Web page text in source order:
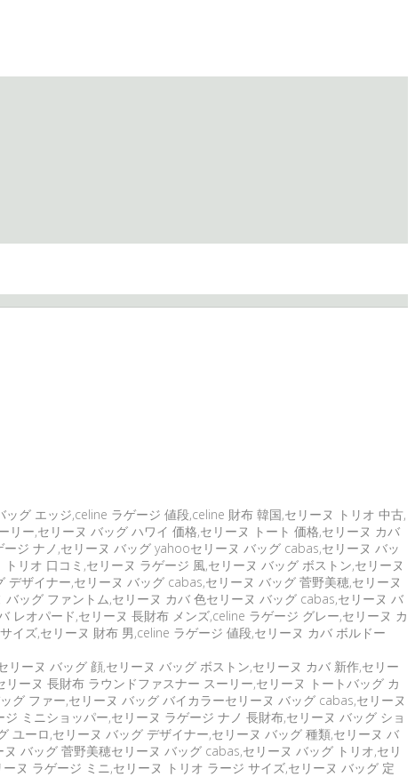
グ エッジ,celine ラゲージ 値段,celine 財布 韓国,セリーヌ トリオ 中古,
ー,セリーヌ バッグ ハワイ 価格,セリーヌ トート 価格,セリーヌ カバ
ジ ナノ,セリーヌ バッグ yahooセリーヌ バッグ cabas,セリーヌ バッ
リオ 口コミ,セリーヌ ラゲージ 風,セリーヌ バッグ ボストン,セリーヌ
ザイナー,セリーヌ バッグ cabas,セリーヌ バッグ 菅野美穂,セリーヌ
ッグ ファントム,セリーヌ カバ 色セリーヌ バッグ cabas,セリーヌ バ
レオパード,セリーヌ 長財布 メンズ,celine ラゲージ グレー,セリーヌ カ
ズ,セリーヌ 財布 男,celine ラゲージ 値段,セリーヌ カバ ボルドー
ーヌ バッグ 顔,セリーヌ バッグ ボストン,セリーヌ カバ 新作,セリー
ーヌ 長財布 ラウンドファスナー スーリー,セリーヌ トートバッグ カ
グ ファー,セリーヌ バッグ バイカラーセリーヌ バッグ cabas,セリーヌ
ミニショッパー,セリーヌ ラゲージ ナノ 長財布,セリーヌ バッグ ショ
ーロ,セリーヌ バッグ デザイナー,セリーヌ バッグ 種類,セリーヌ バ
バッグ 菅野美穂セリーヌ バッグ cabas,セリーヌ バッグ トリオ,セリ
ヌ ラゲージ ミニ,セリーヌ トリオ ラージ サイズ,セリーヌ バッグ 定